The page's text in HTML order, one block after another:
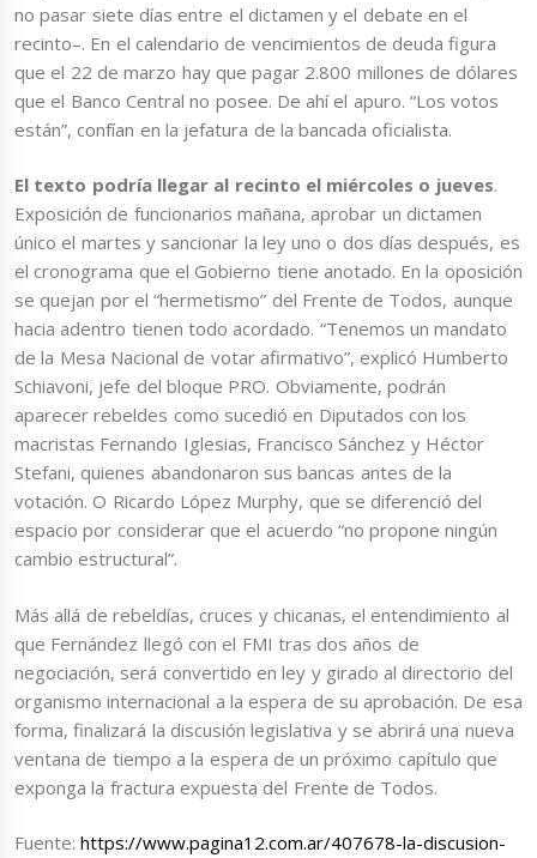
no pasar siete días entre el dictamen y el debate en el
recinto–. En el calendario de vencimientos de deuda figura
que el 22 de marzo hay que pagar 2.800 millones de dólares
que el Banco Central no posee. De ahí el apuro. “Los votos
están”, confían en la jefatura de la bancada oficialista.
El texto podría llegar al recinto el miércoles o jueves.
Exposición de funcionarios mañana, aprobar un dictamen
único el martes y sancionar la ley uno o dos días después, es
el cronograma que el Gobierno tiene anotado. En la oposición
se quejan por el “hermetismo” del Frente de Todos, aunque
hacia adentro tienen todo acordado. “Tenemos un mandato
de la Mesa Nacional de votar afirmativo”, explicó Humberto
Schiavoni, jefe del bloque PRO. Obviamente, podrán
aparecer rebeldes como sucedió en Diputados con los
macristas Fernando Iglesias, Francisco Sánchez y Héctor
Stefani, quienes abandonaron sus bancas antes de la
votación. O Ricardo López Murphy, que se diferenció del
espacio por considerar que el acuerdo “no propone ningún
cambio estructural”.
Más allá de rebeldías, cruces y chicanas, el entendimiento al
que Fernández llegó con el FMI tras dos años de
negociación, será convertido en ley y girado al directorio del
organismo internacional a la espera de su aprobación. De esa
forma, finalizará la discusión legislativa y se abrirá una nueva
ventana de tiempo a la espera de un próximo capítulo que
exponga la fractura expuesta del Frente de Todos.
Fuente:https://www.pagina12.com.ar/407678-la-discusion-